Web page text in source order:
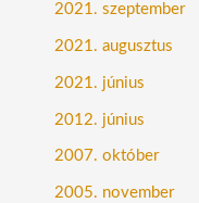
2021. szeptember
2021. augusztus
2021. június
2012. június
2007. október
2005. november